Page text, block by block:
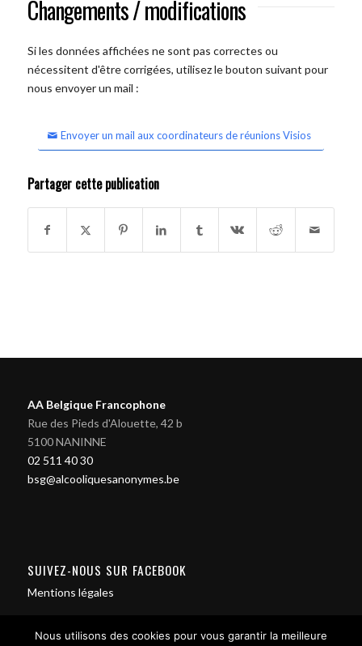
Changements / modifications
Si les données affichées ne sont pas correctes ou
nécessitent d'être corrigées, utilisez le bouton suivant pour
nous envoyer un mail :
Envoyer un mail aux coordinateurs de réunions Visios
Partager cette publication
AA Belgique Francophone
Rue des Pieds d'Alouette, 42 b
5100 NANINNE
02 511 40 30
bsg@alcooliquesanonymes.be
SUIVEZ-NOUS SUR FACEBOOK
Mentions légales
Nous utilisons des cookies pour vous garantir la meilleure